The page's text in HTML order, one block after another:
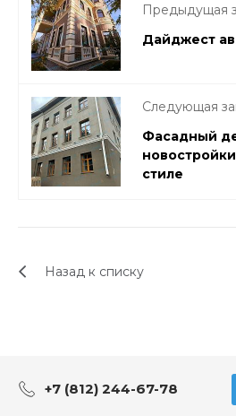
Предыдущая
Дайджест
Следующая
Фасадный
стиле
Назад к списку
+7 (812) 244-67-78